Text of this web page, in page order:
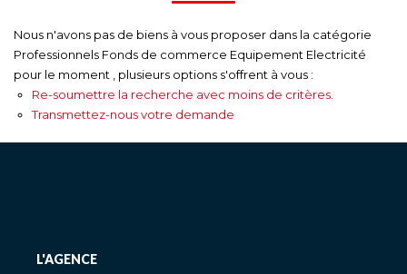
ACTUALITÉS
CONTACT
Créer une alerte
Nous n'avons pas de biens à vous proposer dans la catégorie
Professionnels Fonds de commerce Equipement Electricité
pour le moment , plusieurs options s'offrent à vous :
Re-soumettre la recherche avec moins de critères.
Transmettez-nous votre demande
L'AGENCE